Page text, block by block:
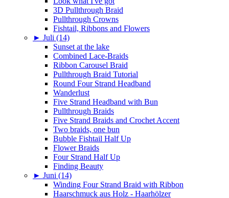
3D Pullthrough Braid
Pullthrough Crowns
Fishtail, Ribbons and Flowers
► Juli (14)
Sunset at the lake
Combined Lace-Braids
Ribbon Carousel Braid
Pullthrough Braid Tutorial
Round Four Strand Headband
Wanderlust
Five Strand Headband with Bun
Pullthrough Braids
Five Strand Braids and Crochet Accent
Two braids, one bun
Bubble Fishtail Half Up
Flower Braids
Four Strand Half Up
Finding Beauty
► Juni (14)
Winding Four Strand Braid with Ribbon
Haarschmuck aus Holz - Haarhölzer